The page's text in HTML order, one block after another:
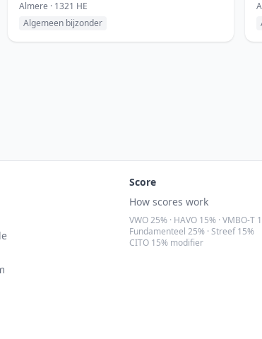
Almere · 1321 HE
Algemeen bijzonder
Score
How scores work
VWO 25% · HAVO 15% · VMBO-T
Fundamenteel 25% · Streef 15%
CITO 15% modifier